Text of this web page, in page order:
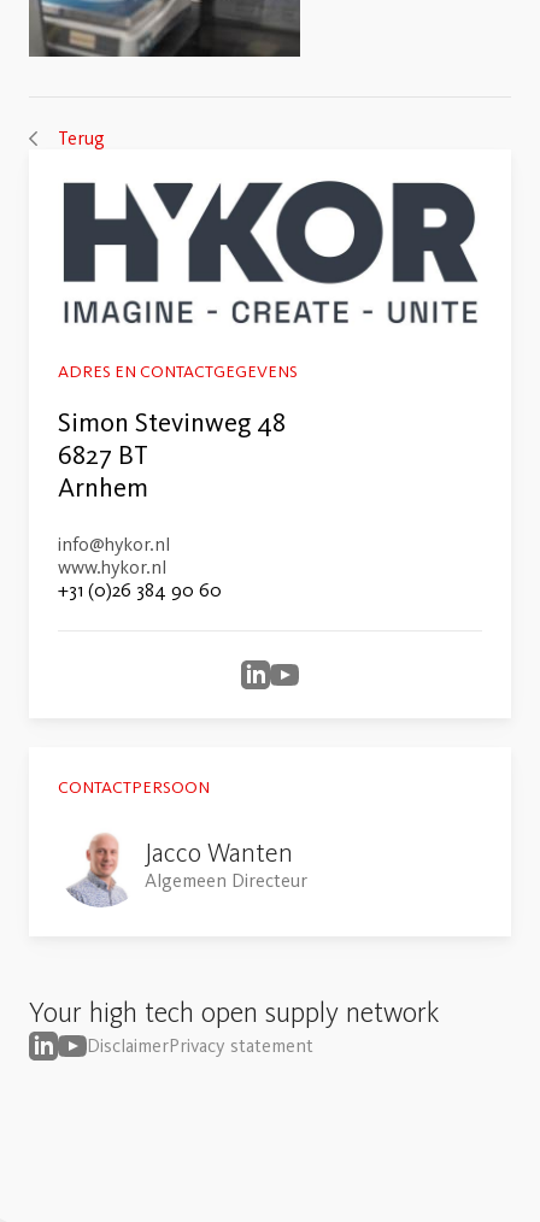
Terug
ADRES EN CONTACTGEGEVENS
Simon Stevinweg 48
6827 BT
Arnhem
info@hykor.nl
www.hykor.nl
+31 (0)26 384 90 60
CONTACTPERSOON
Jacco Wanten
Algemeen Directeur
Your high tech open supply network
DisclaimerPrivacy statement